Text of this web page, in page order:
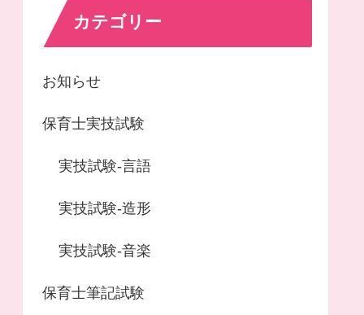
カテゴリー
お知らせ
保育士実技試験
実技試験-言語
実技試験-造形
実技試験-音楽
保育士筆記試験